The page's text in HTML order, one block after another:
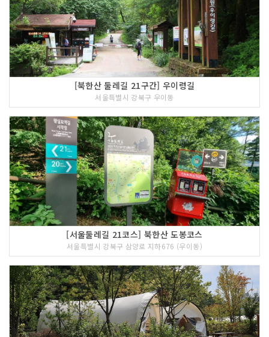
[북한산 둘레길 21구간] 우이령길
서울특별시 강북구 우이동
[서울둘레길 21코스] 북한산 도봉코스
서울특별시 강북구 삼양로 지하676 (우이동)